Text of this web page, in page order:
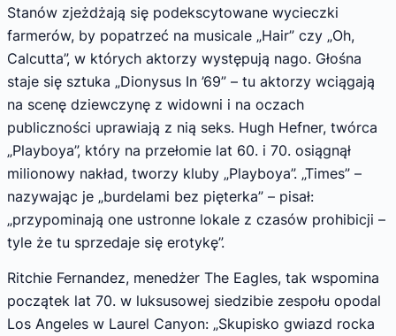
Stanów zjeżdżają się podekscytowane wycieczki
farmerów, by popatrzeć na musicale „Hair” czy „Oh,
Calcutta”, w których aktorzy występują nago. Głośna
staje się sztuka „Dionysus In ’69” – tu aktorzy wciągają
na scenę dziewczynę z widowni i na oczach
publiczności uprawiają z nią seks. Hugh Hefner, twórca
„Playboya”, który na przełomie lat 60. i 70. osiągnął
milionowy nakład, tworzy kluby „Playboya”. „Times” –
nazywając je „burdelami bez pięterka” – pisał:
„przypominają one ustronne lokale z czasów prohibicji –
tyle że tu sprzedaje się erotykę”.
Ritchie Fernandez, menedżer The Eagles, tak wspomina
początek lat 70. w luksusowej siedzibie zespołu opodal
Los Angeles w Laurel Canyon: „Skupisko gwiazd rocka